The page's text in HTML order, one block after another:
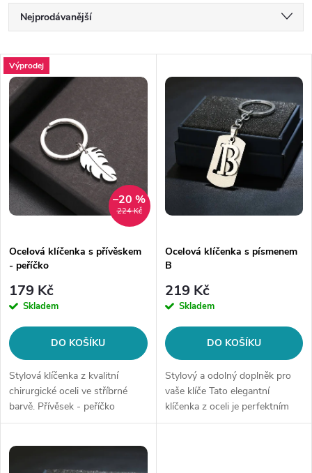
Ř
a
z
e
n
í
p
r
o
d
u
k
t
Nejprodávanější
Nejdražší
Abecedně
V
ý
p
i
s
p
r
o
d
u
k
t
Výprodej
224 Kč
–20 %
Ocelová klíčenka s přívěskem
- peříčko
179 Kč
Skladem
DO KOŠÍKU
Stylová klíčenka z kvalitní
chirurgické oceli ve stříbrné
barvě. Přívěsek - peříčko
Ocelová klíčenka s písmenem
B
219 Kč
Skladem
DO KOŠÍKU
Stylový a odolný doplněk pro
vaše klíče Tato elegantní
klíčenka z oceli je perfektním
způsobem, jak si uspořádat